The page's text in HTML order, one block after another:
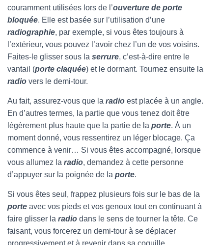
couramment utilisées lors de l’ouverture de porte
bloquée. Elle est basée sur l’utilisation d’une
radiographie, par exemple, si vous êtes toujours à
l’extérieur, vous pouvez l’avoir chez l’un de vos voisins.
Faites-le glisser sous la serrure, c’est-à-dire entre le
vantail (porte claquée) et le dormant. Tournez ensuite la
radio vers le demi-tour.
Au fait, assurez-vous que la radio est placée à un angle.
En d’autres termes, la partie que vous tenez doit être
légèrement plus haute que la partie de la porte. À un
moment donné, vous ressentirez un léger blocage. Ça
commence à venir… Si vous êtes accompagné, lorsque
vous allumez la radio, demandez à cette personne
d’appuyer sur la poignée de la porte.
Si vous êtes seul, frappez plusieurs fois sur le bas de la
porte avec vos pieds et vos genoux tout en continuant à
faire glisser la radio dans le sens de tourner la tête. Ce
faisant, vous forcerez un demi-tour à se déplacer
progressivement et à revenir dans sa coquille.